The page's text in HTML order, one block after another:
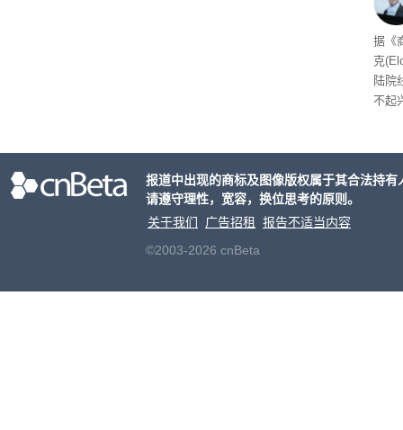
时
据《
克
陆院
不起
报道中出现的商标及图像版权属于其合法持
请遵守理性，宽容，换位思考的原则。
关于我们
广告招租
报告不适当内容
©2003-2026 cnBeta